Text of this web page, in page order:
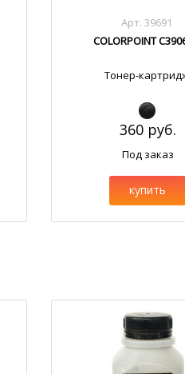
Арт. 39691
COLORPOINT
Тонер-
360 руб.
Под заказ
купить